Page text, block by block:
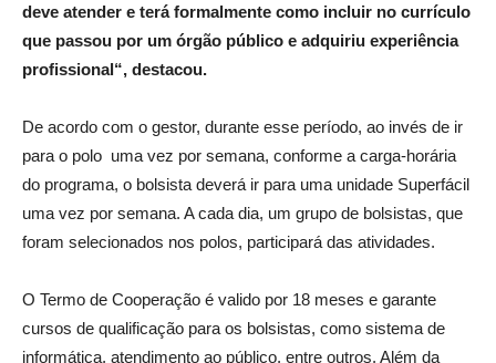
deve atender e terá formalmente como incluir no currículo
que passou por um órgão público e adquiriu experiência
profissional“, destacou.
De acordo com o gestor, durante esse período, ao invés de ir
para o polo uma vez por semana, conforme a carga-horária
do programa, o bolsista deverá ir para uma unidade Superfácil
uma vez por semana. A cada dia, um grupo de bolsistas, que
foram selecionados nos polos, participará das atividades.
O Termo de Cooperação é valido por 18 meses e garante
cursos de qualificação para os bolsistas, como sistema de
informática, atendimento ao público, entre outros. Além da